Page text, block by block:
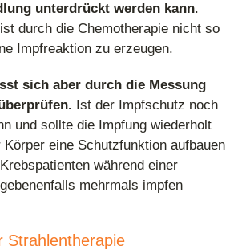
unterdrückt werden kann.
durch die Chemotherapie nicht so
Impfreaktion zu erzeugen.
sich aber durch die Messung
Ist der Impfschutz noch
und sollte die Impfung wiederholt
eine Schutzfunktion aufbauen
während einer
mehrmals impfen
Strahlentherapie